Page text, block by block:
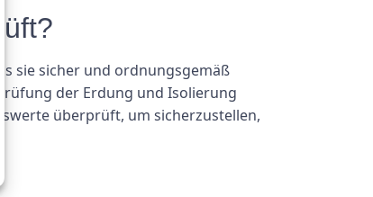
sie sicher und ordnungsgemäß
der Erdung und Isolierung
überprüft, um sicherzustellen,